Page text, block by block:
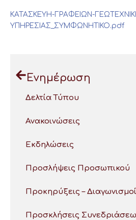
ΚΑΤΑΣΚΕΥΗ-ΓΡΑΦΕΙΩΝ-
ΥΠΗΡΕΣΙΑΣ_ΣΥΜΦΩΝΗΤΙΚΟ.pdf
Ενημέρωση
Δελτία Τύπου
Ανακοινώσεις
Εκδηλώσεις
Προσλήψεις Προσωπικού
Προκηρύξεις – Διαγωνισμοί
Προσκλήσεις